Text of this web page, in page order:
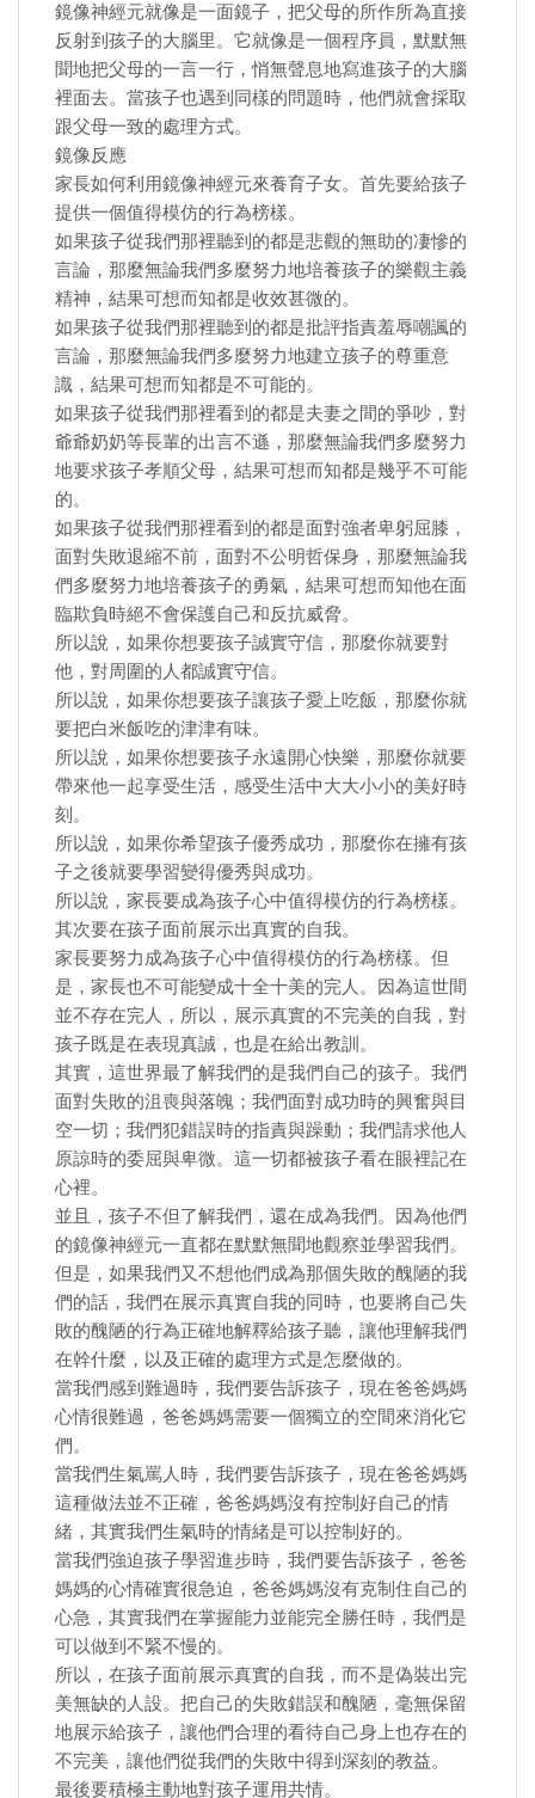
鏡像神經元就像是一面鏡子，把父母的所作所為直接
反射到孩子的大腦里。它就像是一個程序員，默默無
聞地把父母的一言一行，悄無聲息地寫進孩子的大腦
裡面去。當孩子也遇到同樣的問題時，他們就會採取
跟父母一致的處理方式。
鏡像反應
家長如何利用鏡像神經元來養育子女。首先要給孩子
提供一個值得模仿的行為榜樣。
如果孩子從我們那裡聽到的都是悲觀的無助的凄慘的
言論，那麼無論我們多麼努力地培養孩子的樂觀主義
精神，結果可想而知都是收效甚微的。
如果孩子從我們那裡聽到的都是批評指責羞辱嘲諷的
言論，那麼無論我們多麼努力地建立孩子的尊重意
識，結果可想而知都是不可能的。
如果孩子從我們那裡看到的都是夫妻之間的爭吵，對
爺爺奶奶等長輩的出言不遜，那麼無論我們多麼努力
地要求孩子孝順父母，結果可想而知都是幾乎不可能
的。
如果孩子從我們那裡看到的都是面對強者卑躬屈膝，
面對失敗退縮不前，面對不公明哲保身，那麼無論我
們多麼努力地培養孩子的勇氣，結果可想而知他在面
臨欺負時絕不會保護自己和反抗威脅。
所以說，如果你想要孩子誠實守信，那麼你就要對
他，對周圍的人都誠實守信。
所以說，如果你想要孩子讓孩子愛上吃飯，那麼你就
要把白米飯吃的津津有味。
所以說，如果你想要孩子永遠開心快樂，那麼你就要
帶來他一起享受生活，感受生活中大大小小的美好時
刻。
所以說，如果你希望孩子優秀成功，那麼你在擁有孩
子之後就要學習變得優秀與成功。
所以說，家長要成為孩子心中值得模仿的行為榜樣。
其次要在孩子面前展示出真實的自我。
家長要努力成為孩子心中值得模仿的行為榜樣。但
是，家長也不可能變成十全十美的完人。因為這世間
並不存在完人，所以，展示真實的不完美的自我，對
孩子既是在表現真誠，也是在給出教訓。
其實，這世界最了解我們的是我們自己的孩子。我們
面對失敗的沮喪與落魄；我們面對成功時的興奮與目
空一切；我們犯錯誤時的指責與躁動；我們請求他人
原諒時的委屈與卑微。這一切都被孩子看在眼裡記在
心裡。
並且，孩子不但了解我們，還在成為我們。因為他們
的鏡像神經元一直都在默默無聞地觀察並學習我們。
但是，如果我們又不想他們成為那個失敗的醜陋的我
們的話，我們在展示真實自我的同時，也要將自己失
敗的醜陋的行為正確地解釋給孩子聽，讓他理解我們
在幹什麼，以及正確的處理方式是怎麼做的。
當我們感到難過時，我們要告訴孩子，現在爸爸媽媽
心情很難過，爸爸媽媽需要一個獨立的空間來消化它
們。
當我們生氣罵人時，我們要告訴孩子，現在爸爸媽媽
這種做法並不正確，爸爸媽媽沒有控制好自己的情
緒，其實我們生氣時的情緒是可以控制好的。
當我們強迫孩子學習進步時，我們要告訴孩子，爸爸
媽媽的心情確實很急迫，爸爸媽媽沒有克制住自己的
心急，其實我們在掌握能力並能完全勝任時，我們是
可以做到不緊不慢的。
所以，在孩子面前展示真實的自我，而不是偽裝出完
美無缺的人設。把自己的失敗錯誤和醜陋，毫無保留
地展示給孩子，讓他們合理的看待自己身上也存在的
不完美，讓他們從我們的失敗中得到深刻的教益。
最後要積極主動地對孩子運用共情。